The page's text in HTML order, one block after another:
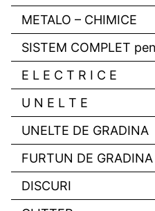
METALO – CHIMICE
SISTEM COMPLET
E L E C T R I C E
U N E L T E
UNELTE DE GRADINA
FURTUN DE GRADINA
DISCURI